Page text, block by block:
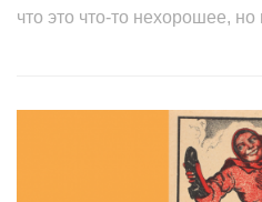
что это что-то нехорошее,